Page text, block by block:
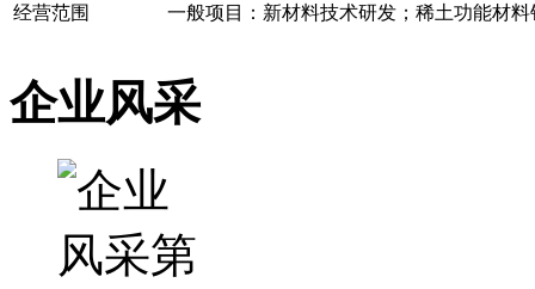
经营范围 一般项目：新材料技术研发；稀土功能材
企业风采